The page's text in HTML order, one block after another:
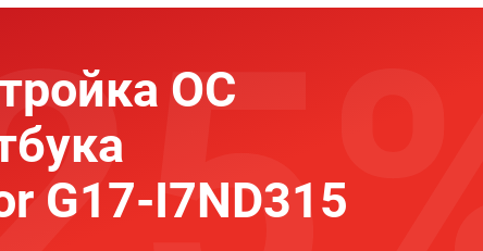
ОС
G17-I7ND315